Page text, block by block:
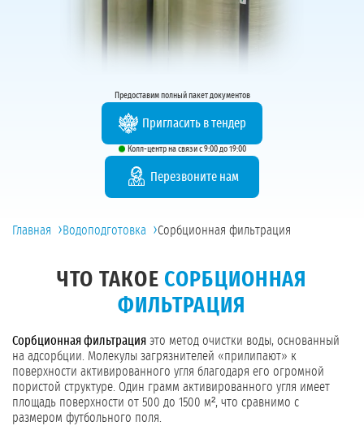
Предоставим полный пакет документов
Пригласить в тендер
Колл-центр на связи с 9:00 до 19:00
Перезвоните нам
Главная ›Водоподготовка ›Сорбционная фильтрация
ЧТО ТАКОЕ СОРБЦИОННАЯ
ФИЛЬТРАЦИЯ
Сорбционная фильтрация это метод очистки воды, основанный
на адсорбции. Молекулы загрязнителей «прилипают» к
поверхности активированного угля благодаря его огромной
пористой структуре. Один грамм активированного угля имеет
площадь поверхности от 500 до 1500 м², что сравнимо с
размером футбольного поля.